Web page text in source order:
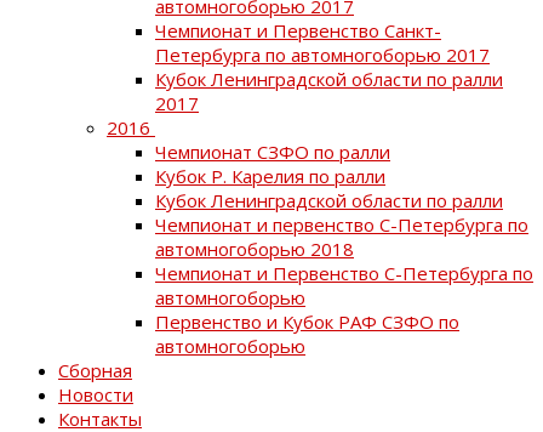
автомногоборью 2017
Чемпионат и Первенство Санкт-
Петербурга по автомногоборью 2017
Кубок Ленинградской области по ралли
2017
2016
Чемпионат СЗФО по ралли
Кубок Р. Карелия по ралли
Кубок Ленинградской области по ралли
Чемпионат и первенство С-Петербурга по
автомногоборью 2018
Чемпионат и Первенство С-Петербурга по
автомногоборью
Первенство и Кубок РАФ СЗФО по
автомногоборью
Сборная
Новости
Контакты